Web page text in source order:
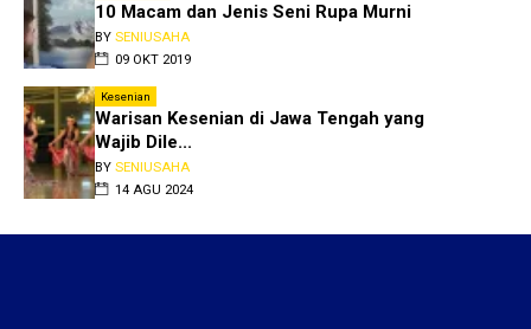
10 Macam dan Jenis Seni Rupa Murni
BY SENIUSAHA
09 OKT 2019
Kesenian
Warisan Kesenian di Jawa Tengah yang
Wajib Dile...
BY SENIUSAHA
14 AGU 2024